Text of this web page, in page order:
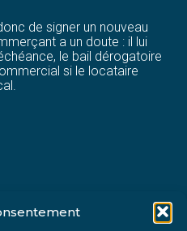
de signer un nouveau
a un doute : il lui
le bail dérogatoire
si le locataire